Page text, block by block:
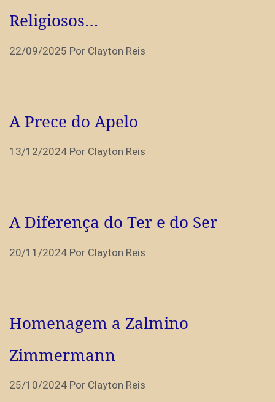
Religiosos…
22/09/2025 Por Clayton Reis
A Prece do Apelo
13/12/2024 Por Clayton Reis
A Diferença do Ter e do Ser
20/11/2024 Por Clayton Reis
Homenagem a Zalmino
Zimmermann
25/10/2024 Por Clayton Reis